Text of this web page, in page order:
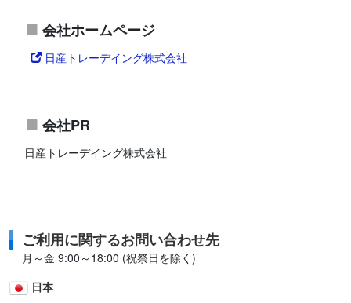
会社ホームページ
日産トレーデイング株式会社
会社PR
日産トレーデイング株式会社
ご利用に関するお問い合わせ先
月～金 9:00～18:00 (祝祭日を除く)
日本